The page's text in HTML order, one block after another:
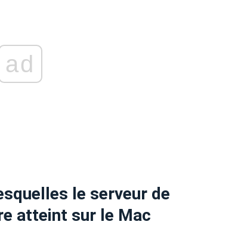
ad
le serveur de
atteint sur le Mac